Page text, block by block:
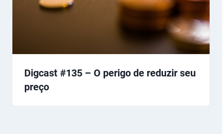
Digcast #135 – O perigo de reduzir seu
preço